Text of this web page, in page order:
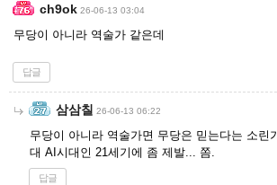
ch9ok 26-06-13 03:04
무당이 아니라 역술가 같은데
답글
삼삼칠 26-06-13 06:22
무당이 아니라 역술가면 무당은 믿는다는 소린
대 AI시대인 21세기에 좀 제발... 쫌.
답글